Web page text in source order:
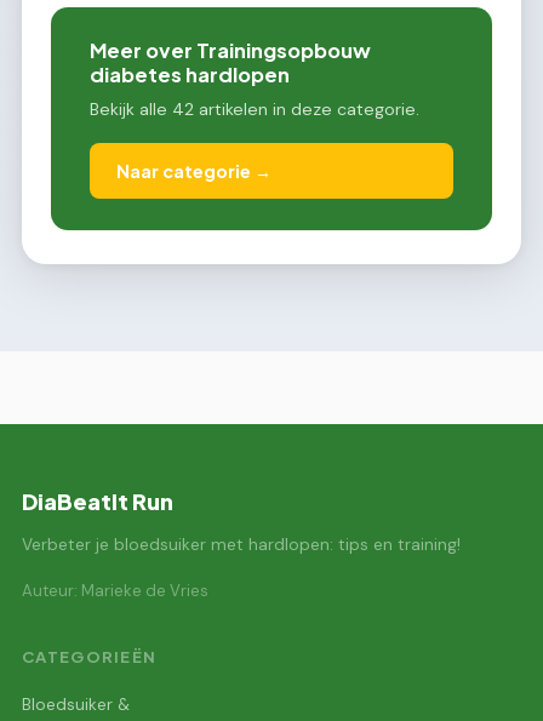
Meer over Trainingsopbouw
diabetes hardlopen
Bekijk alle 42 artikelen in deze categorie.
Naar categorie →
DiaBeatIt Run
Verbeter je bloedsuiker met hardlopen: tips en training!
Auteur: Marieke de Vries
CATEGORIEËN
Bloedsuiker &